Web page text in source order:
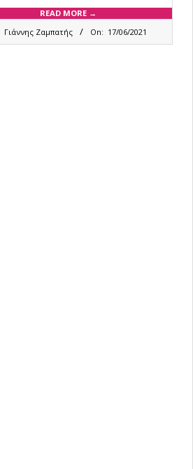
READ MORE →
Γιάννης Ζαμπατής On: 17/06/2021